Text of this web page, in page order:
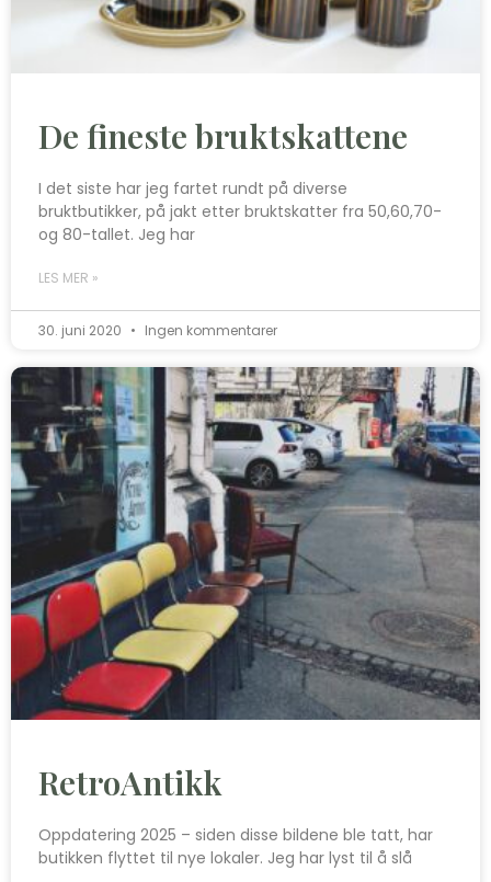
De fineste bruktskattene
I det siste har jeg fartet rundt på diverse
bruktbutikker, på jakt etter bruktskatter fra 50,60,70-
og 80-tallet. Jeg har
LES MER »
30. juni 2020 Ingen kommentarer
RetroAntikk
Oppdatering 2025 – siden disse bildene ble tatt, har
butikken flyttet til nye lokaler. Jeg har lyst til å slå